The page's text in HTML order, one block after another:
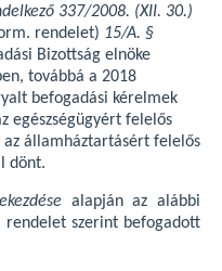
337/2008. (XII. 30.)
rendelet) 15/A. §
Bizottság elnöke
továbbá a 2018
befogadási kérelmek
egészségügyért felelős
államháztartásért felelős
dönt.
alapján az alábbi
rendelet szerint befogadott